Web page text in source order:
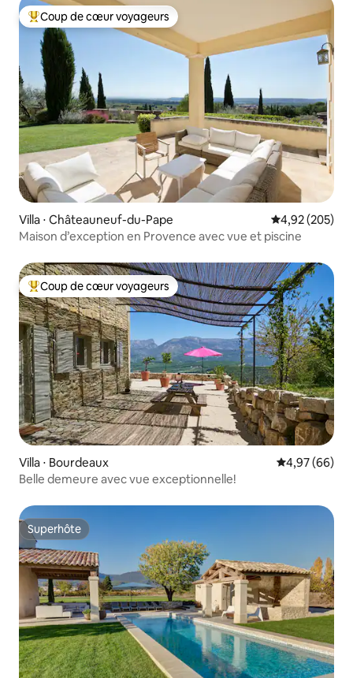
Coups de cœur voyageurs les plus appréciés
Coup de cœur voyageurs
Villa ⋅ Châteauneuf-du-Pape Évaluation
4,92 (205)
Maison d’exception en Provence avec vue et piscine
Coups de cœur voyageurs les plus appréciés
Coup de cœur voyageurs
Villa ⋅ Bourdeaux Évaluation
4,97 (66)
Belle demeure avec vue exceptionnelle!
Superhôte
Superhôte